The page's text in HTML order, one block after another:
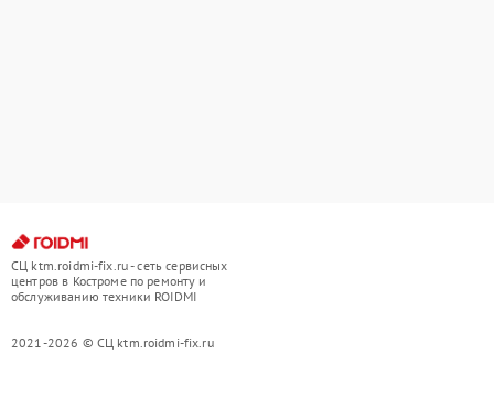
СЦ ktm.roidmi-fix.ru - сеть сервисных
центров в Костроме по ремонту и
обслуживанию техники ROIDMI
2021-2026 © СЦ ktm.roidmi-fix.ru